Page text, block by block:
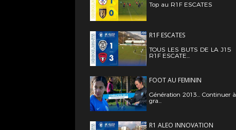
Top au R1F ESCATES
R1F ESCATES
TOUS LES BUTS DE LA J15
R1F ESCATE...
FOOT AU FEMININ
Génération 2013... Continuer à
gra...
R1 ALEO INNOVATION